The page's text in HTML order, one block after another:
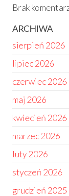
Brak
ARCHIWA
sierpień 2026
lipiec 2026
czerwiec 2026
maj 2026
kwiecień 2026
marzec 2026
luty 2026
styczeń 2026
grudzień 2025